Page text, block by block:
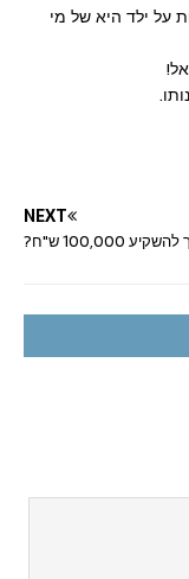
על ילד היא של מי
NEXT
100,000 ש"ח?